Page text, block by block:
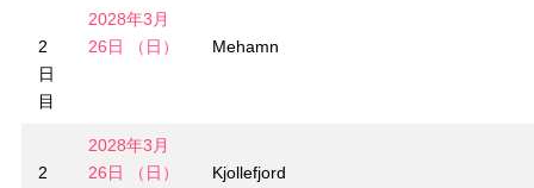
2
日
目
2028年3月
26日 （日）
Mehamn
2
2028年3月
26日 （日）
Kjollefjord